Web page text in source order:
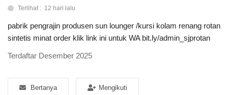
Home
Wishlist
Blog
Tentang Kami
Terlihat : 12 hari lalu
pabrik pengrajin produsen sun lounger /kursi kolam renang rotan
sintetis minat order klik link ini untuk WA bit.ly/admin_sjprotan
Terdaftar Desember 2025
Bertanya Mengikuti